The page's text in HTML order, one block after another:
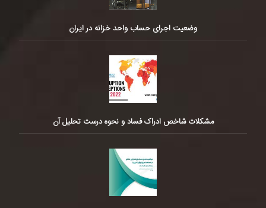
وضعیت اجرای حساب واحد خزانه در ایران
مشکلات شاخص ادراک فساد و نحوه درست تحلیل آن